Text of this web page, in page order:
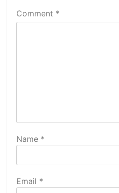
Comment *
Name *
Email *